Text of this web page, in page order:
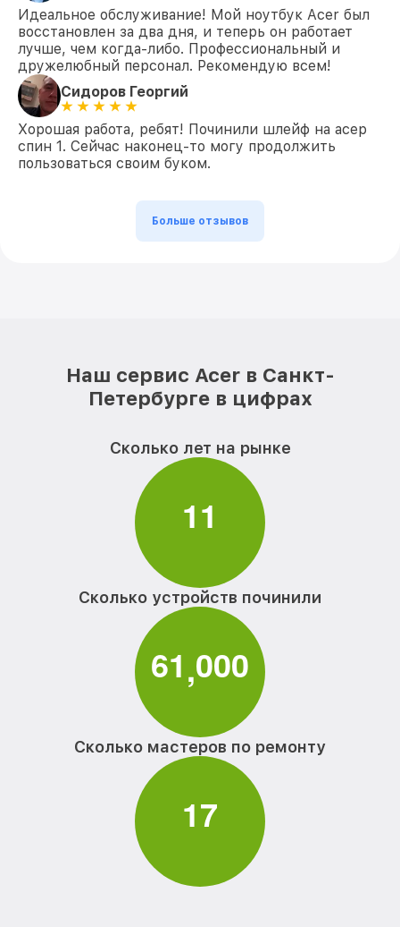
Идеальное обслуживание! Мой ноутбук Acer был
восстановлен за два дня, и теперь он работает
лучше, чем когда-либо. Профессиональный и
дружелюбный персонал. Рекомендую всем!
Сидоров Георгий
Хорошая работа, ребят! Починили шлейф на асер
спин 1. Сейчас наконец-то могу продолжить
пользоваться своим буком.
Больше отзывов
Наш сервис Acer в Санкт-
Петербурге в цифрах
Сколько лет на рынке
11
Сколько устройств починили
61,000
Сколько мастеров по ремонту
17